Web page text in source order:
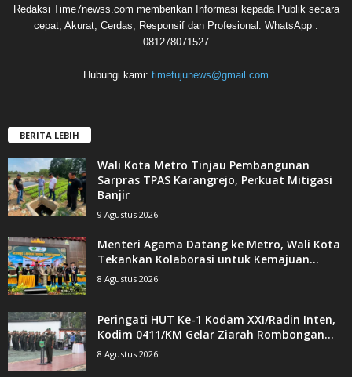
Redaksi Time7newss.com memberikan Informasi kepada Publik secara
cepat, Akurat, Cerdas, Responsif dan Profesional. WhatsApp :
081278071527
Hubungi kami: timetujunews@gmail.com
BERITA LEBIH
Wali Kota Metro Tinjau Pembangunan
Sarpras TPAS Karangrejo, Perkuat Mitigasi
Banjir
9 Agustus 2026
Menteri Agama Datang ke Metro, Wali Kota
Tekankan Kolaborasi untuk Kemajuan...
8 Agustus 2026
Peringati HUT Ke-1 Kodam XXI/Radin Inten,
Kodim 0411/KM Gelar Ziarah Rombongan...
8 Agustus 2026